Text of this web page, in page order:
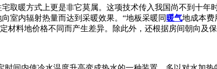
取暖方式上更是非它莫属。这项技术传入我国尚不到十
室内辐射热量而达到采暖效果。“地板采暖同 暖气地成本费
料地价格不同而产生差异。除此外，还根据房间朝向及